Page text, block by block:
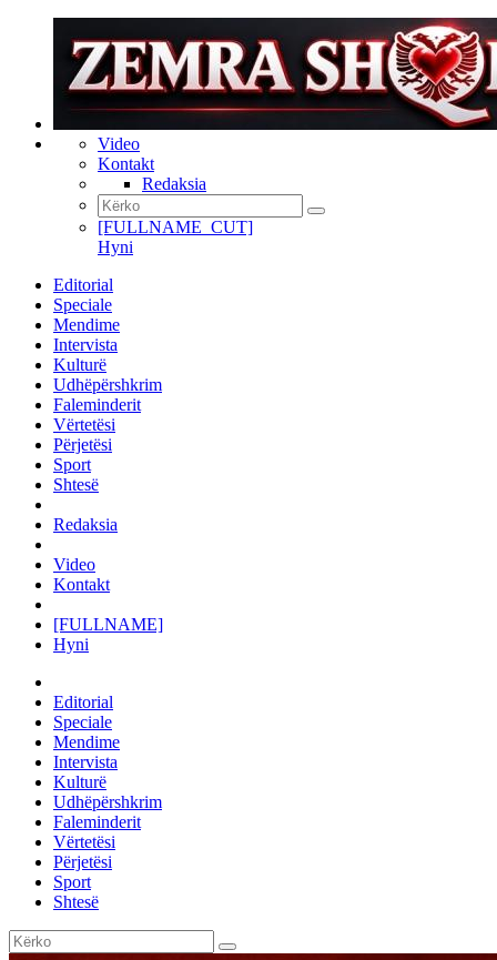
Video
Kontakt
Redaksia
[FULLNAME_CUT]
Hyni
Editorial
Speciale
Mendime
Intervista
Kulturë
Udhëpërshkrim
Faleminderit
Vërtetësi
Përjetësi
Sport
Shtesë
Redaksia
Video
Kontakt
[FULLNAME]
Hyni
Editorial
Speciale
Mendime
Intervista
Kulturë
Udhëpërshkrim
Faleminderit
Vërtetësi
Përjetësi
Sport
Shtesë